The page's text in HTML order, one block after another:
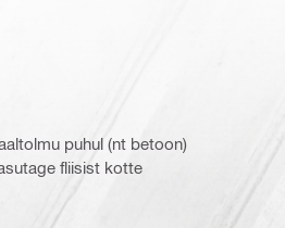
puhul (nt betoon)
fliisist kotte